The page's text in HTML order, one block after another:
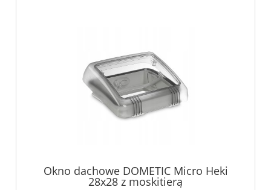
Okno dachowe DOMETIC Micro Heki
28x28 z moskitierą